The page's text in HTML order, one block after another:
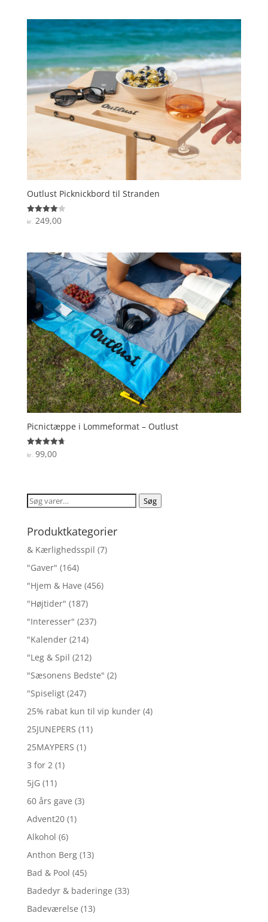
Outlust Picknickbord til Stranden
Vurderet
4
kr.249,00
Picnictæppe i Lommeformat – Outlust
Vurderet
4.7
kr.99,00
Søg
Søg
Produktkategorier
& Kærlighedsspil (7)
"Gaver" (164)
"Hjem & Have (456)
"Højtider" (187)
"Interesser" (237)
"Kalender (214)
"Leg & Spil (212)
"Sæsonens Bedste" (2)
"Spiseligt (247)
25% rabat kun til vip kunder (4)
25JUNEPERS (11)
25MAYPERS (1)
3 for 2 (1)
5jG (11)
60 års gave (3)
Advent20 (1)
Alkohol (6)
Anthon Berg (13)
Bad & Pool (45)
Badedyr & baderinge (33)
Badeværelse (13)